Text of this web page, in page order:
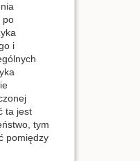
po
i
ta jest
tym
pomiędzy